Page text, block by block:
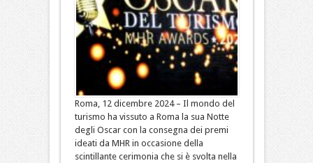
Roma, 12 dicembre 2024 – Il mondo del
turismo ha vissuto a Roma la sua Notte
degli Oscar con la consegna dei premi
ideati da MHR in occasione della
scintillante cerimonia che si è svolta nella